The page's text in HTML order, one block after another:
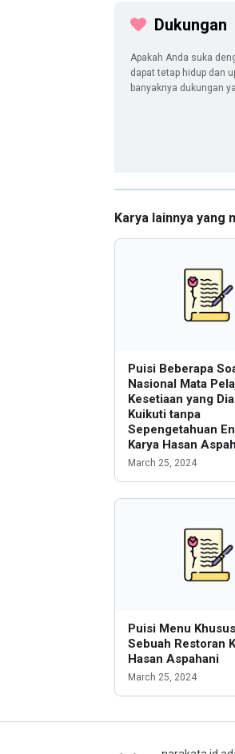
Dukungan
Apakah Anda suka
dapat tetap hidup dan
banyaknya dukungan
Karya lainnya yang
Puisi Beberapa
Nasional Mata
Kesetiaan yang
Kuikuti tanpa
Sepengetahuan
Karya Hasan
March 25, 2024
Puisi Menu
Sebuah Restoran
Hasan Aspahani
March 25, 2024